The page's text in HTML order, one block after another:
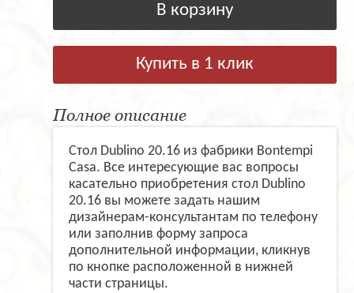
В корзину
Купить в 1 клик
Полное описание
Стол Dublino 20.16 из фабрики Bontempi
Casa. Все интересующие вас вопросы
касательно приобретения стол Dublino
20.16 вы можете задать нашим
дизайнерам-консультантам по телефону
или заполнив форму запроса
дополнительной информации, кликнув
по кнопке расположенной в нижней
части страницы.